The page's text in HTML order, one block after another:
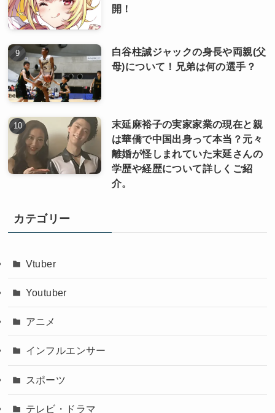
開！
白谷柱誠ジャックの身長や両親(父
母)について！兄弟は何の選手？
末延麻裕子の実家家業の現在と親
は華僑で中国出身って本当？元々
離婚が怪しまれていた末延さんの
学歴や経歴について詳しくご紹
介。
カテゴリー
Vtuber
Youtuber
アニメ
インフルエンサー
スポーツ
テレビ・ドラマ